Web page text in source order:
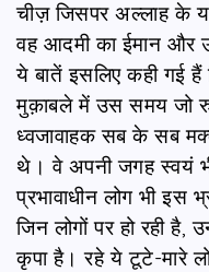
चीज़ जिसपर अल्लाह के
वह आदमी का ईमान और
ये बातें इसलिए कही गई
मुक़ाबले में उस समय जो
ध्वजावाहक सब के सब
थे। वे अपनी जगह स्वयं
प्रभावाधीन लोग भी इस
जिन लोगों पर हो रही
कृपा है। रहे ये टूटे-मारे